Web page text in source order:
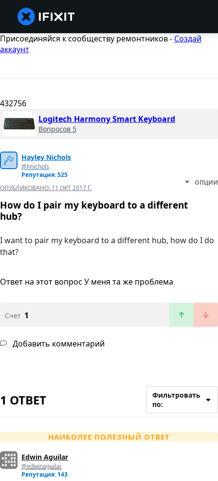
Присоединяйся к сообществу ремонтников - Создай
аккаунт
432756
Logitech Harmony Smart Keyboard
Вопросов 5
Hayley Nichols
@hnichols
Репутация: 525
ОПУБЛИКОВАНО: 11 ОКТ 2017 Г.
ОПЦИИ
How do I pair my keyboard to a different
hub?
I want to pair my keyboard to a different hub, how do I do
that?
Ответ на этот вопрос У меня та же проблема
Счет 1
Добавить комментарий
1 ОТВЕТ
Фильтровать
по:
НАИБОЛЕЕ ПОЛЕЗНЫЙ ОТВЕТ
Edwin Aguilar
@edwinaguilar
Репутация: 143